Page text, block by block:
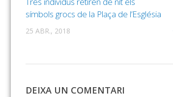
símbols grocs de la Plaça de l’Església
25 ABR., 2018
DEIXA UN COMENTARI